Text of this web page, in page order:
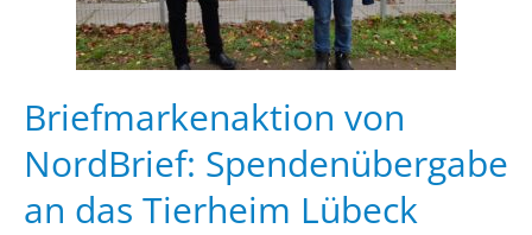
Briefmarkenaktion von
NordBrief: Spendenübergabe
an das Tierheim Lübeck